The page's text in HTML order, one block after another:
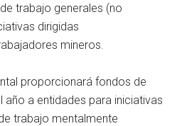
trabajo generales (no
dirigidas
mineros.
proporcionará fondos de
año a entidades para iniciativas
trabajo mentalmente